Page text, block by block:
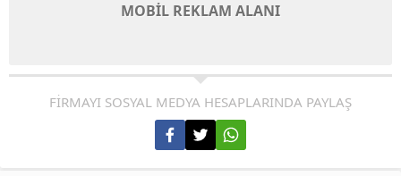
MOBİL REKLAM ALANI
FİRMAYI SOSYAL MEDYA HESAPLARINDA PAYLAŞ